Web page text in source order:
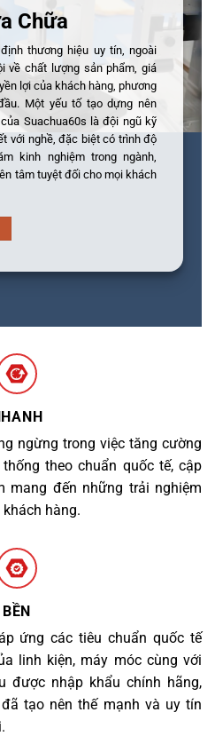
Chữa
thương hiệu uy tín, ngoài
về chất lượng sản phẩm, giá
lợi của khách hàng, phương
Một yếu tố tạo dựng nên
Suachua60s là đội ngũ kỹ
với nghề, đặc biệt có trình độ
kinh nghiệm trong ngành,
tâm tuyệt đối cho mọi khách
ngừng trong việc tăng cường
theo chuẩn quốc tế, cập
mang đến những trải nghiệm
hàng.
BỀN
ứng các tiêu chuẩn quốc tế
linh kiện, máy móc cùng với
được nhập khẩu chính hãng,
tạo nên thế mạnh và uy tín